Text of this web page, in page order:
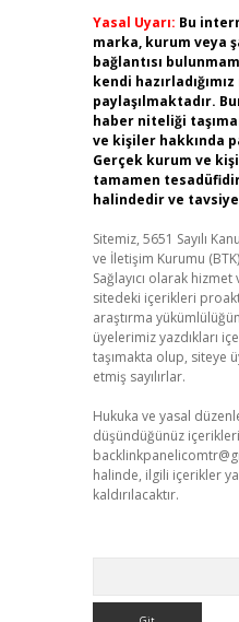
Yasal Uyarı: Bu
marka, kurum veya
bağlantısı
kendi
paylaşılmaktadır.
haber niteliği
ve kişiler hakkında
Gerçek kurum ve
tamamen
halindedir ve
Sitemiz, 5651 Sayılı
ve İletişim Kurumu
Sağlayıcı olarak
sitedeki içerikleri
araştırma
üyelerimiz yazdıkları
taşımakta olup, siteye
etmiş sayılırlar.
Hukuka ve yasal
düşündüğünüz
halinde, ilgili içerikler
kaldırılacaktır.